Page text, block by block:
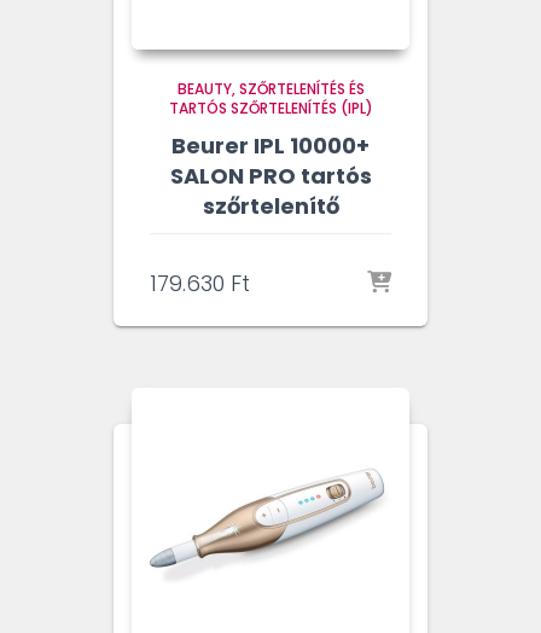
BEAUTY SZŐRTELENÍTÉS ÉS
TARTÓS SZŐRTELENÍTÉS (IPL)
Beurer IPL 10000+
SALON PRO tartós
szőrtelenítő
179.630 Ft